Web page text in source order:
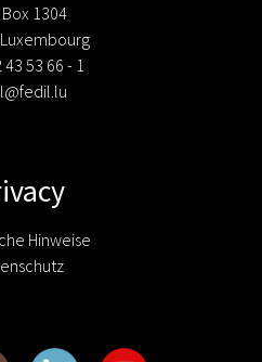
Box 1304
43 53 66 - 1
Hinweise